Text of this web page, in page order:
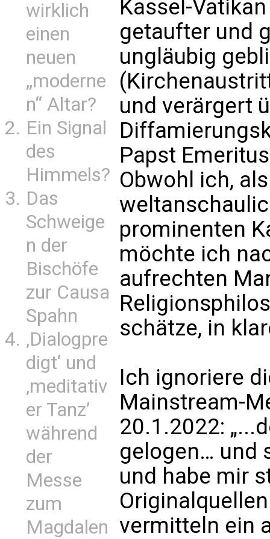
wirklich
einen
neuen
„moderne
n“ Altar?
Ein Signal
des
Himmels?
Das
Schweige
n der
Bischöfe
zur Causa
Spahn
‚Dialogpre
digt‘ und
‚meditativ
er Tanz’
während
der
Messe
zum
Magdalen
Kassel-
getaufter und
ungläubig
und verärgert
Papst
Obwohl ich,
prominenten
möchte ich
aufrechten
schätze, in
Ich ignoriere
Mainstream-
20.1.2022:
gelogen… und
und habe mir
vermitteln ein